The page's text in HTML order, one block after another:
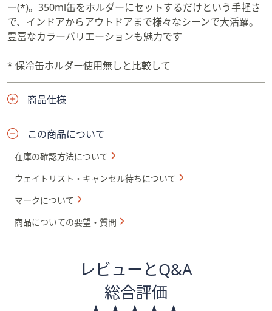
ー(*)。350ml缶をホルダーにセットするだけという手軽さ
で、インドアからアウトドアまで様々なシーンで大活躍。
豊富なカラーバリエーションも魅力です
* 保冷缶ホルダー使用無しと比較して
商品仕様
この商品について
在庫の確認方法について
ウェイトリスト・キャンセル待ちについて
マークについて
商品についての要望・質問
レビューとQ&A
総合評価